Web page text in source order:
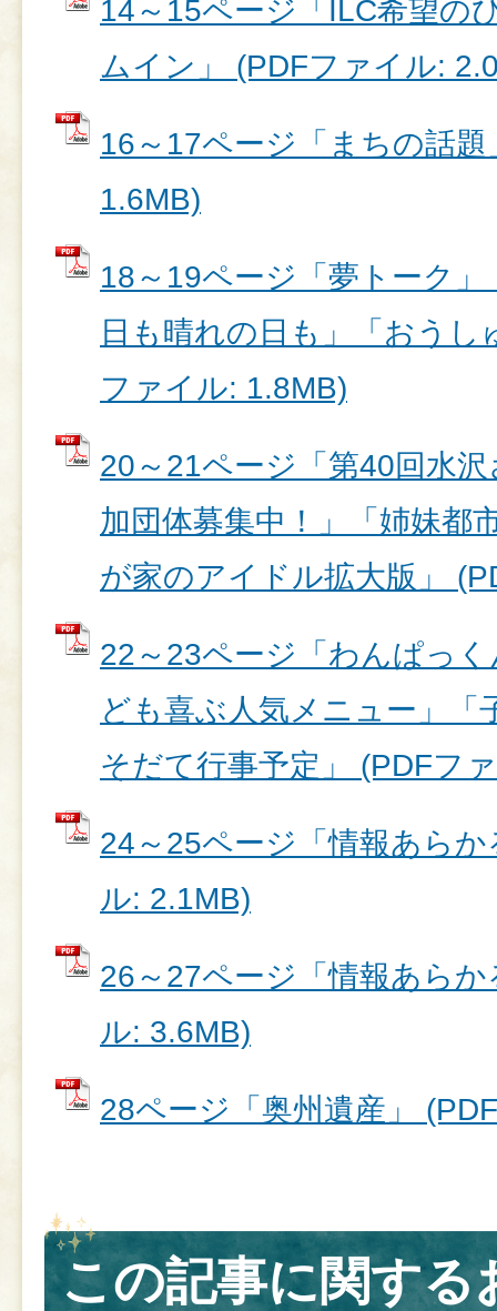
14～15ページ「ILC希望の
ムイン」 (PDFファイル:
16～17ページ「まちの話
1.6MB)
18～19ページ「夢トーク
日も晴れの日も」「おうし
ファイル: 1.8MB)
20～21ページ「第40回水
加団体募集中！」「姉妹都
が家のアイドル拡大版」
22～23ページ「わんぱっ
ども喜ぶ人気メニュー」「
そだて行事予定」 (PDFフ
24～25ページ「情報あら
ル: 2.1MB)
26～27ページ「情報あら
ル: 3.6MB)
28ページ「奥州遺産」
この記事に関する